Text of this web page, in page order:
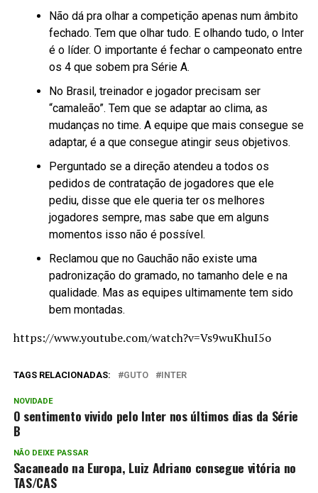
Não dá pra olhar a competição apenas num âmbito
fechado. Tem que olhar tudo. E olhando tudo, o Inter
é o líder. O importante é fechar o campeonato entre
os 4 que sobem pra Série A.
No Brasil, treinador e jogador precisam ser
“camaleão”. Tem que se adaptar ao clima, as
mudanças no time. A equipe que mais consegue se
adaptar, é a que consegue atingir seus objetivos.
Perguntado se a direção atendeu a todos os
pedidos de contratação de jogadores que ele
pediu, disse que ele queria ter os melhores
jogadores sempre, mas sabe que em alguns
momentos isso não é possível.
Reclamou que no Gauchão não existe uma
padronização do gramado, no tamanho dele e na
qualidade. Mas as equipes ultimamente tem sido
bem montadas.
https://www.youtube.com/watch?v=Vs9wuKhuI5o
TAGS RELACIONADAS: GUTO INTER
NOVIDADE
O sentimento vivido pelo Inter nos últimos dias da Série
B
NÃO DEIXE PASSAR
Sacaneado na Europa, Luiz Adriano consegue vitória no
TAS/CAS